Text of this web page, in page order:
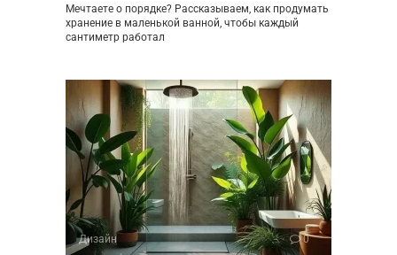
Мечтаете о порядке? Рассказываем, как продумать
хранение в маленькой ванной, чтобы каждый
сантиметр работал
Дизайн 0